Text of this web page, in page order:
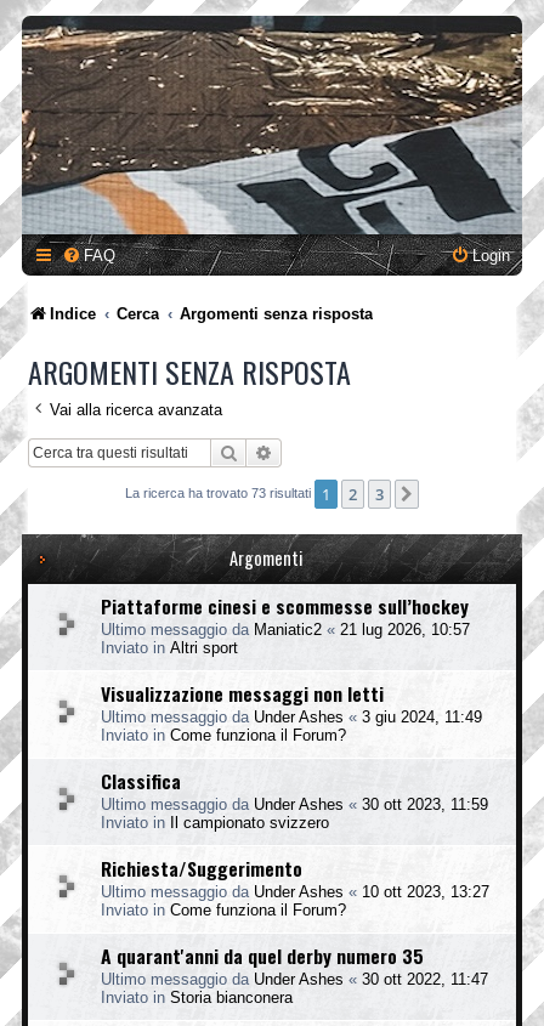
FAQ Login
Indice Cerca Argomenti senza risposta
ARGOMENTI SENZA RISPOSTA
Vai alla ricerca avanzata
Cerca
La ricerca ha trovato 73 risultati 1 2 3
Argomenti
Piattaforme cinesi e scommesse sull’hockey
Ultimo messaggio da Maniatic2 « 21 lug 2026, 10:57
Inviato in Altri sport
Visualizzazione messaggi non letti
Ultimo messaggio da Under Ashes « 3 giu 2024, 11:49
Inviato in Come funziona il Forum?
Classifica
Ultimo messaggio da Under Ashes « 30 ott 2023, 11:59
Inviato in
Il campionato svizzero
Richiesta/Suggerimento
Ultimo messaggio da Under Ashes « 10 ott 2023, 13:27
Inviato in Come funziona il Forum?
A quarant'anni da quel derby numero 35
Ultimo messaggio da Under Ashes « 30 ott 2022, 11:47
Inviato in Storia bianconera